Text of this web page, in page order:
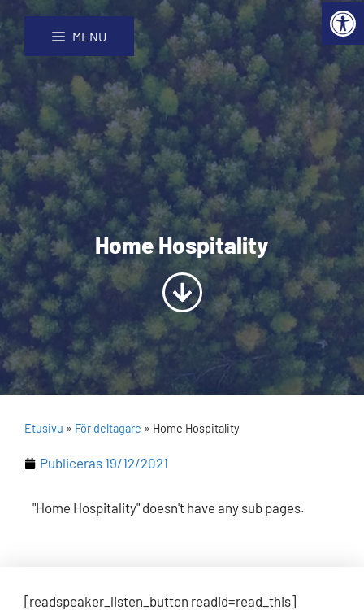
Hoppa
till
innehåll
Webbplatskarta
MENU
Home Hospitality
Etusivu » För deltagare » Home Hospitality
Publiceras 19/12/2021
"Home Hospitality" doesn't have any sub pages.
[readspeaker_listen_button readid=read_this]